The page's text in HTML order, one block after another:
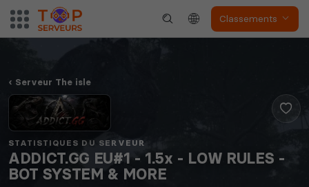
Classements
Serveur The isle
STATISTIQUES DU SERVEUR
ADDICT.GG EU#1 - 1.5x - LOW RULES -
BOT SYSTEM & MORE